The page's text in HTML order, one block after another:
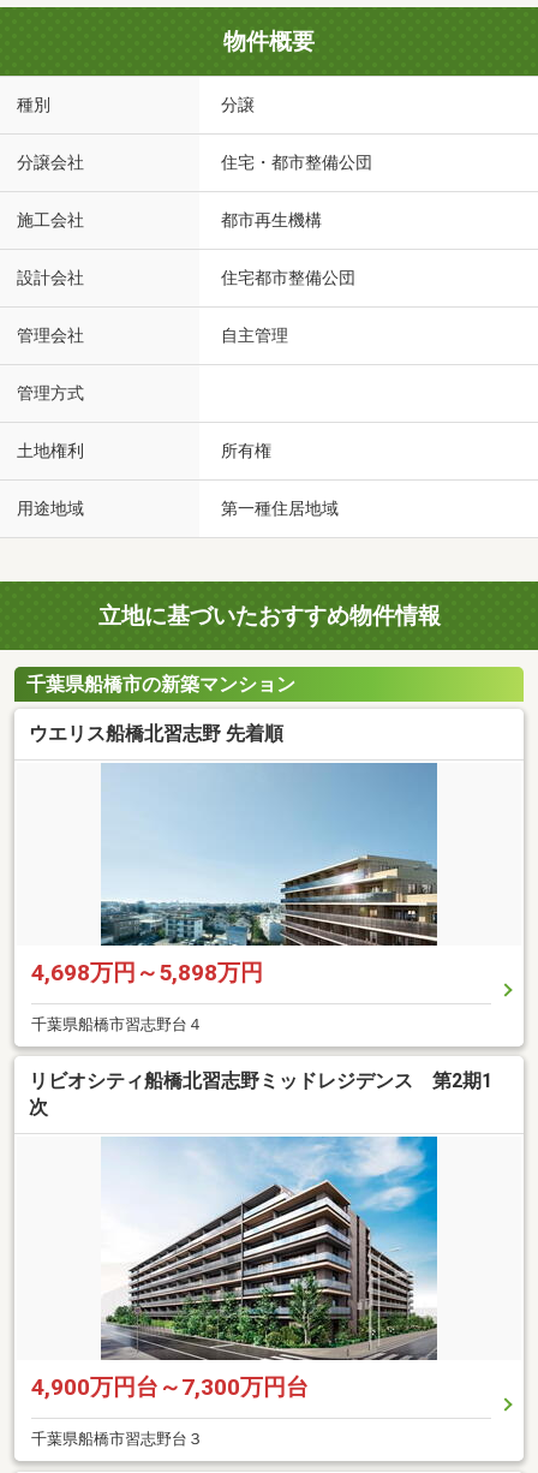
物件概要
種別 分譲
分譲会社 住宅・都市整備公団
施工会社 都市再生機構
設計会社 住宅都市整備公団
管理会社 自主管理
管理方式
土地権利 所有権
用途地域 第一種住居地域
立地に基づいたおすすめ物件情報
千葉県船橋市の新築マンション
ウエリス船橋北習志野 先着順
4,698万円～5,898万円
千葉県船橋市習志野台４
リビオシティ船橋北習志野ミッドレジデンス 第2期1
次
4,900万円台～7,300万円台
千葉県船橋市習志野台３